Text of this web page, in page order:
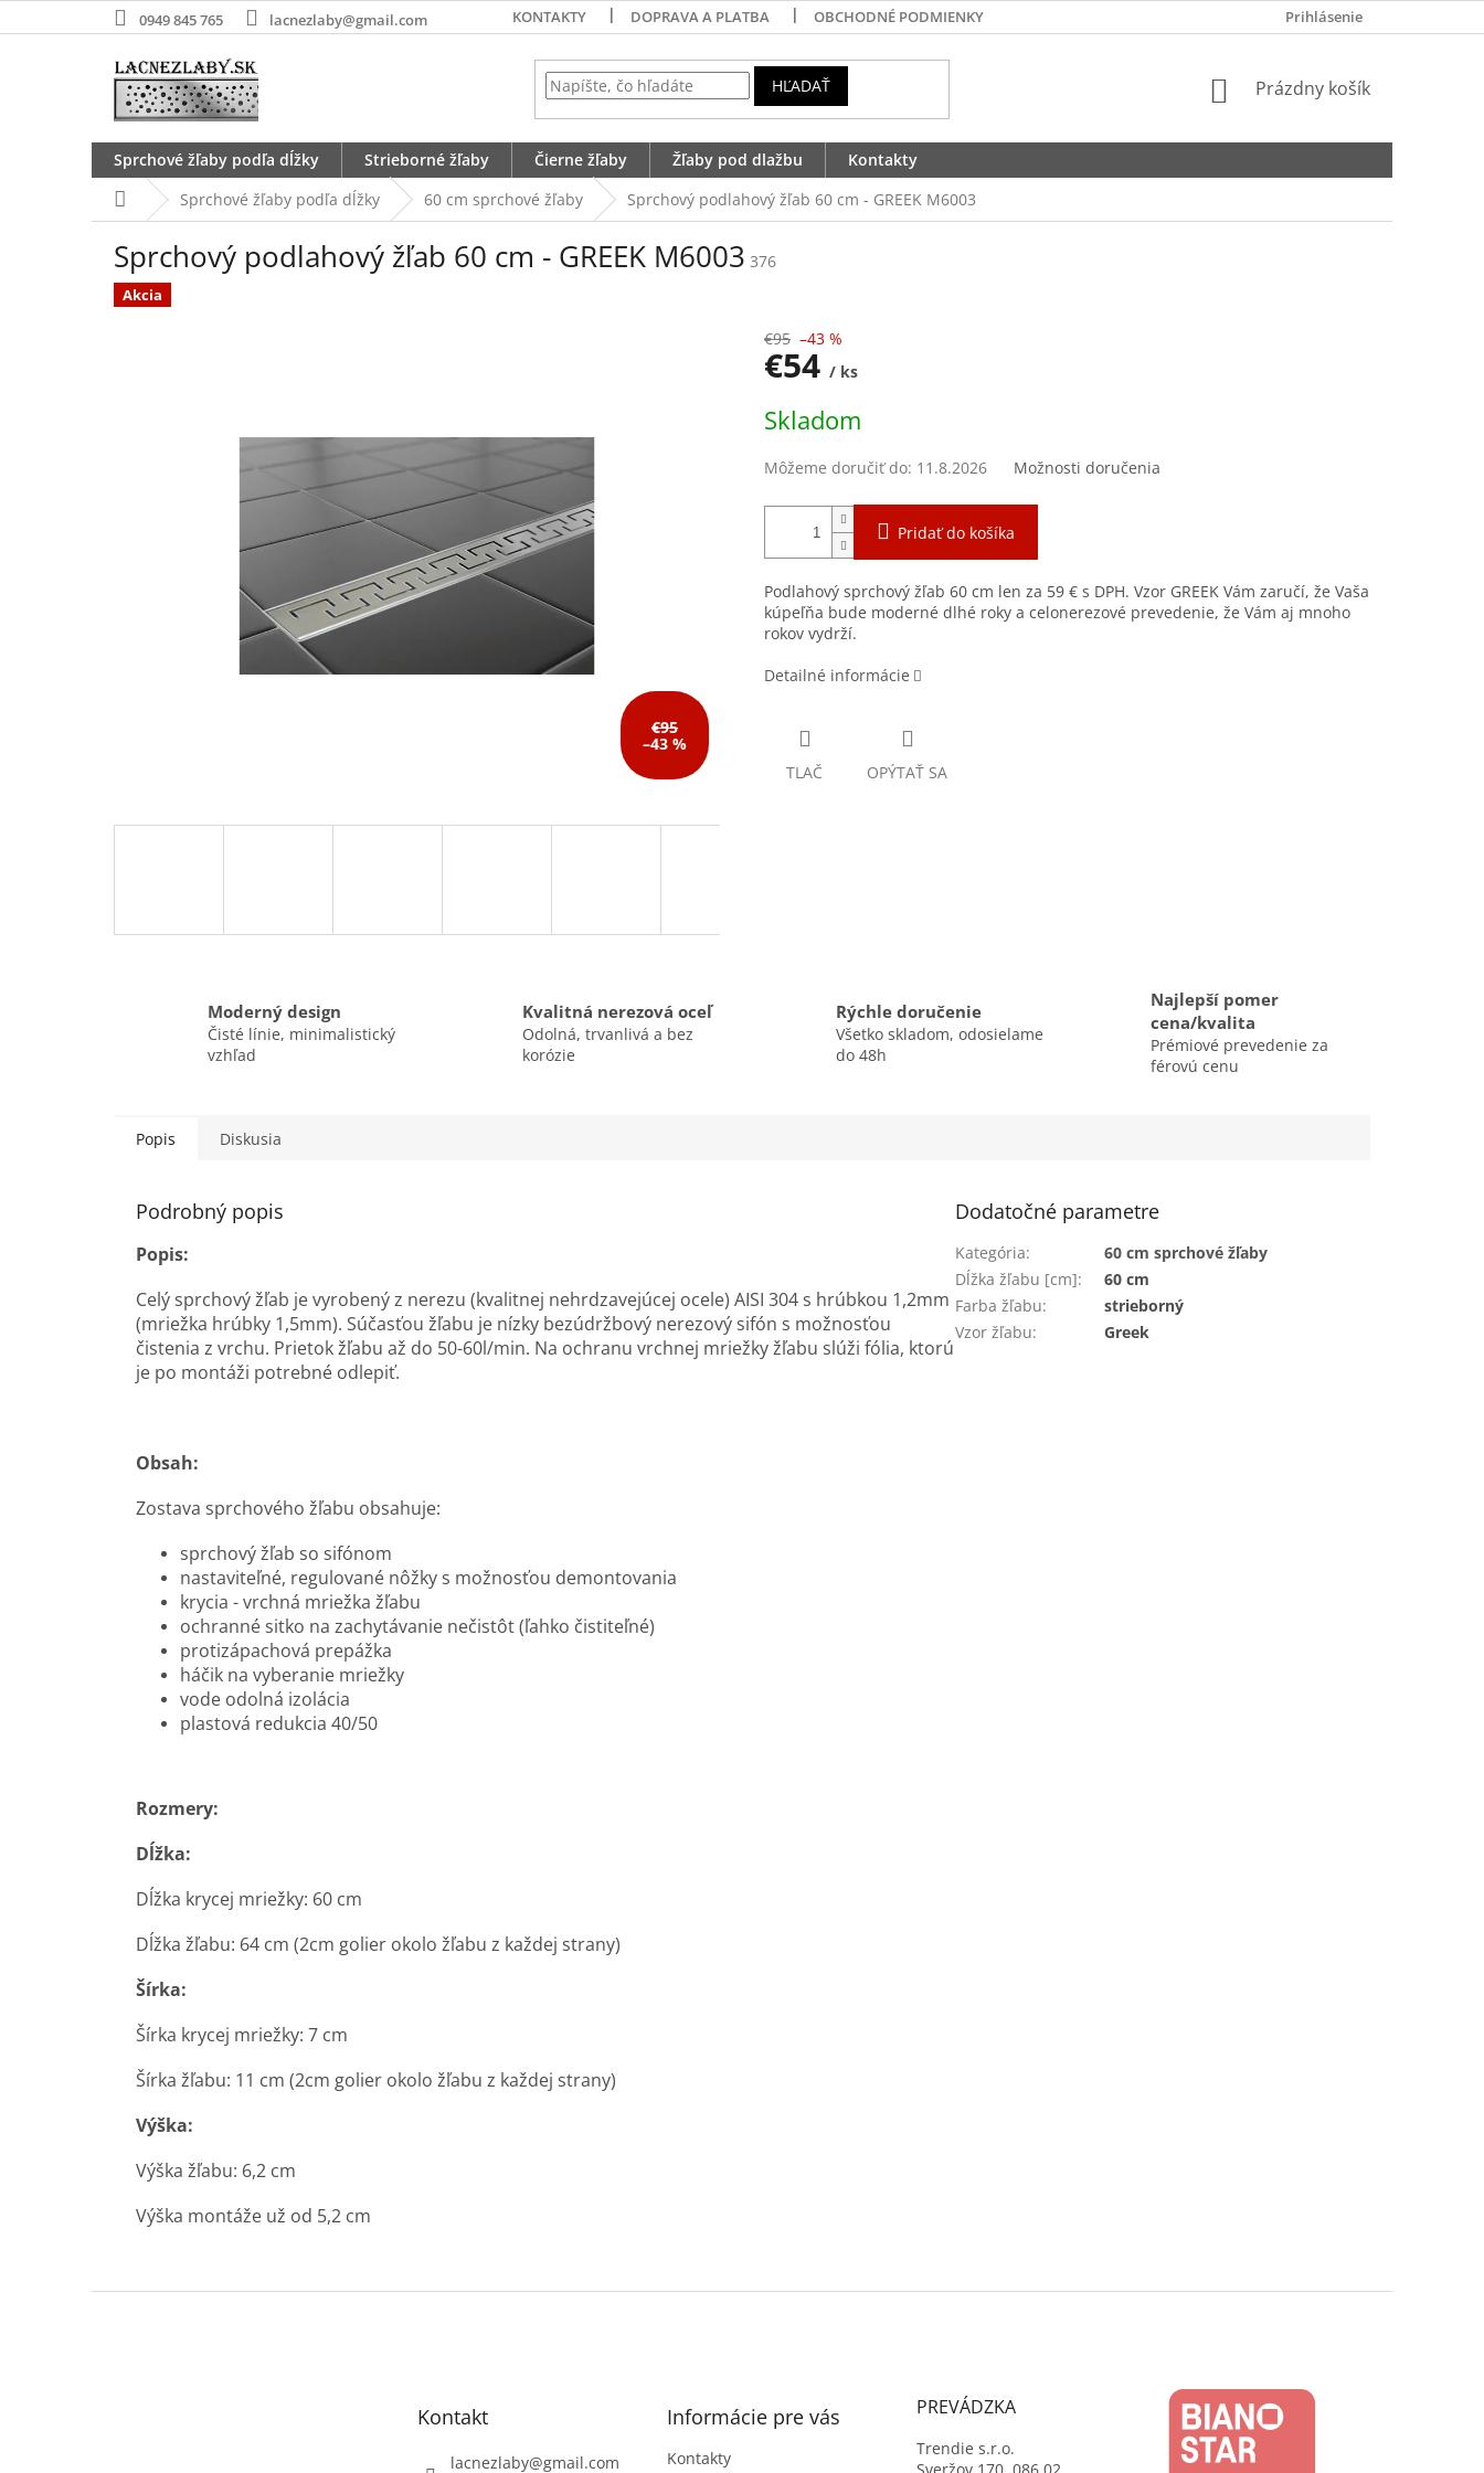
na
0949 845 765 lacnezlaby@gmail.com KONTAKTY DOPRAVA A PLATBA OBCHODNÉ PODMIENKY Prihlásenie
HĽADAŤ
NÁKUPNÝ
Prázdny košík
Sprchové žľaby podľa dĺžky Strieborné žľaby Čierne žľaby Žľaby pod dlažbu
Kontakty
DomovSprchové žľaby podľa dĺžky 60 cm sprchové žľaby Sprchový podlahový žľab 60 cm - GREEK M6003
Sprchový podlahový žľab 60 cm - GREEK M6003 376
Akcia
€95
–43 %
€95 –43 %
€54 / ks
cena:
Skladom
Môžeme doručiť do: 11.8.2026 Možnosti doručenia
Pridať do košíka
Podlahový sprchový žľab 60 cm len za 59 € s DPH. Vzor GREEK Vám zaručí, že Vaša
kúpeľňa bude moderné dlhé roky a celonerezové prevedenie, že Vám aj mnoho
rokov vydrží.
Detailné informácie
TLAČ OPÝTAŤ SA
Moderný design
Čisté línie, minimalistický
vzhľad
Kvalitná nerezová oceľ
Odolná, trvanlivá a bez
korózie
Rýchle doručenie
Všetko skladom, odosielame
do 48h
Najlepší pomer
cena/kvalita
Prémiové prevedenie za
férovú cenu
Popis Diskusia
Podrobný popis
Popis:
Celý sprchový žľab je vyrobený z nerezu (kvalitnej nehrdzavejúcej ocele) AISI 304 s hrúbkou 1,2mm
(mriežka hrúbky 1,5mm). Súčasťou žľabu je nízky bezúdržbový nerezový sifón s možnosťou
čistenia z vrchu. Prietok žľabu až do 50-60l/min. Na ochranu vrchnej mriežky žľabu slúži fólia, ktorú
je po montáži potrebné odlepiť.
Obsah:
Zostava sprchového žľabu obsahuje:
sprchový žľab so sifónom
nastaviteľné, regulované nôžky s možnosťou demontovania
krycia - vrchná mriežka žľabu
ochranné sitko na zachytávanie nečistôt (ľahko čistiteľné)
protizápachová prepážka
háčik na vyberanie mriežky
vode odolná izolácia
plastová redukcia 40/50
Rozmery:
Dĺžka:
Dĺžka krycej mriežky: 60 cm
Dĺžka žľabu: 64 cm (2cm golier okolo žľabu z každej strany)
Šírka:
Šírka krycej mriežky: 7 cm
Šírka žľabu: 11 cm (2cm golier okolo žľabu z každej strany)
Výška:
Výška žľabu: 6,2 cm
Výška montáže už od 5,2 cm
Dodatočné parametre
Kategória:
60 cm sprchové žľaby
Dĺžka žľabu [cm]:
60 cm
Farba žľabu:
strieborný
Vzor žľabu: Greek
Kontakt
lacnezlaby@gmail.com
Informácie pre vás
Kontakty
PREVÁDZKA
Trendie s.r.o.